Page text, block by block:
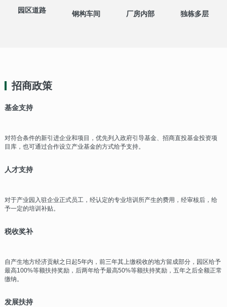
园区道路 钢构车间 厂房内部 独栋多层
招商政策
基金支持
对符合条件的新引进企业和项目，优先列入政府引导基金、招商直投基金投资项
目库，也可通过合作设立产业基金的方式给予支持。
人才支持
对于产业园入驻企业正式员工，经认定的专业培训所产生的费用，经审核后，给
予一定的培训补贴。
税收奖补
自产生地方经济贡献之日起5年内，前三年其上缴税收的地方留成部分，园区给予
最高100%等额扶持奖励，后两年给予最高50%等额扶持奖励，五年之后全额正常
缴纳。
发展扶持